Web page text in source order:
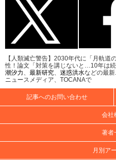
【人類滅亡警告】2030年代に「月軌道
性！論文「対策を講じないと…10年は
潮汐力
最新研究 迷惑洪水などの最
ニュースメディア、TOCANAで
記事へのお問い合わせ
会社
著者
月別ア